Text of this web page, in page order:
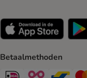
Betaalmethoden